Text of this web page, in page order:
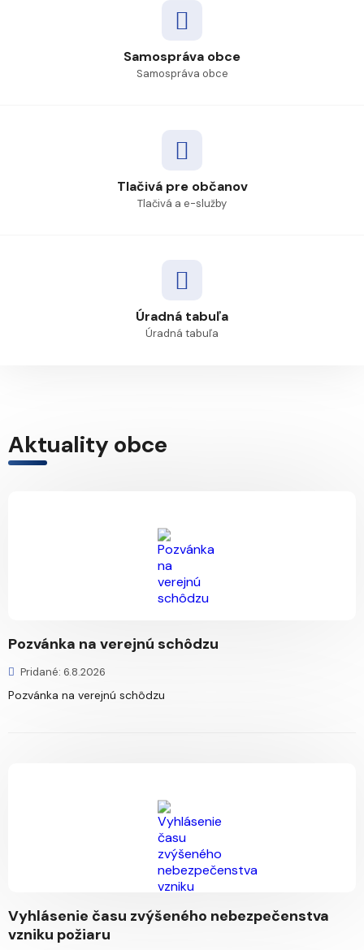
Samospráva obce
Samospráva obce
Tlačivá pre občanov
Tlačivá a e-služby
Úradná tabuľa
Úradná tabuľa
Aktuality obce
Pozvánka na verejnú schôdzu
Pridané: 6.8.2026
Pozvánka na verejnú schôdzu
Vyhlásenie času zvýšeného nebezpečenstva
vzniku požiaru